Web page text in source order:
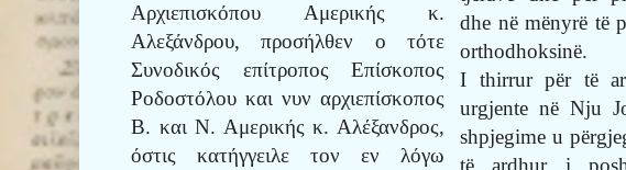
Αρχιεπισκόπου Αμερικής κ.
Αλεξάνδρου, προσήλθεν ο τότε
Συνοδικός επίτροπος Επίσκοπος
Ροδοστόλου και νυν αρχιεπίσκοπος
Β. και Ν. Αμερικής κ. Αλέξανδρος,
όστις κατήγγειλε τον εν λόγω
dhe në mënyrë të
orthodhoksinë.
I thirrur për të
urgjente në Nju
shpjegime u
të ardhur i